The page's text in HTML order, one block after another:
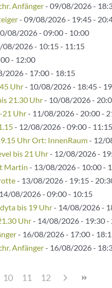
Anfänger- 09/08/2026 -
- 09/08/2026 - 19:45 -
08/2026 - 09:00 - 10:00
08/2026 - 10:15 - 11:15
- 12:00
2026 - 17:00 - 18:15
Uhr- 10/08/2026 - 18:45 -
21.30 Uhr- 10/08/2026 -
21 Uhr- 11/08/2026 - 20:00 -
- 12/08/2026 - 09:00 - 11:15
Uhr Ort: InnenRaum- 12/
bis 21 Uhr- 12/08/2026 -
Martin - 13/08/2026 - 10:00 -
- 13/08/2026 - 19:15 -
08/2026 - 09:00 - 10:15
bis 19 Uhr- 14/08/2026 -
Uhr- 14/08/2026 - 19:30 -
- 16/08/2026 - 17:00 -
Anfänger- 16/08/2026 -
10 11 12